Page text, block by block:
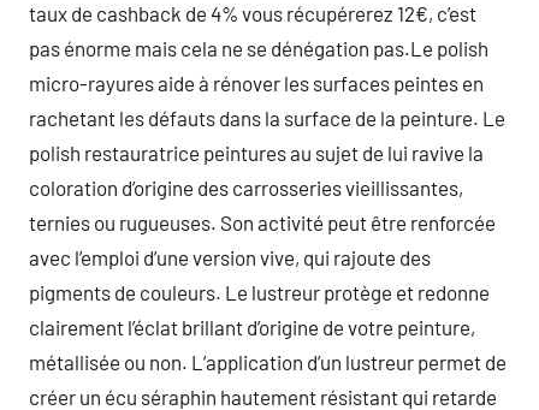
taux de cashback de 4% vous récupérerez 12€, c’est
pas énorme mais cela ne se dénégation pas.Le polish
micro-rayures aide à rénover les surfaces peintes en
rachetant les défauts dans la surface de la peinture. Le
polish restauratrice peintures au sujet de lui ravive la
coloration d’origine des carrosseries vieillissantes,
ternies ou rugueuses. Son activité peut être renforcée
avec l’emploi d’une version vive, qui rajoute des
pigments de couleurs. Le lustreur protège et redonne
clairement l’éclat brillant d’origine de votre peinture,
métallisée ou non. L’application d’un lustreur permet de
créer un écu séraphin hautement résistant qui retarde